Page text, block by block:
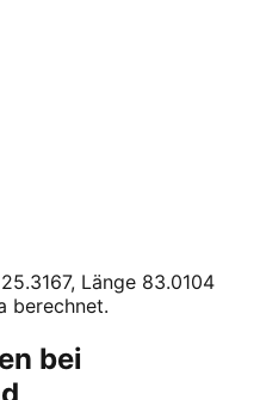
Länge 83.0104
berechnet.
bei